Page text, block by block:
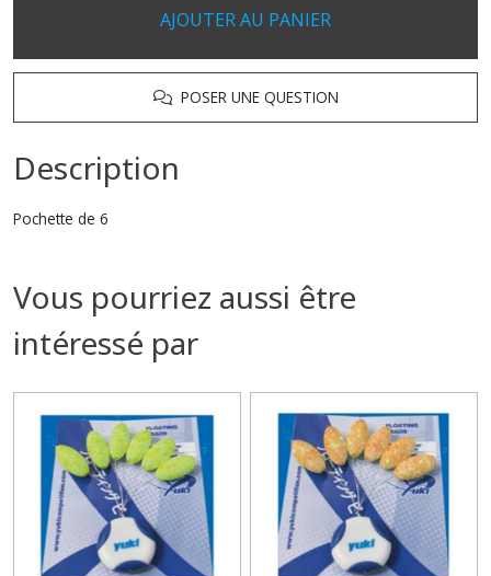
AJOUTER AU PANIER
POSER UNE QUESTION
Description
Pochette de 6
Vous pourriez aussi être
intéressé par